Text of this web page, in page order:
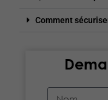
Comment